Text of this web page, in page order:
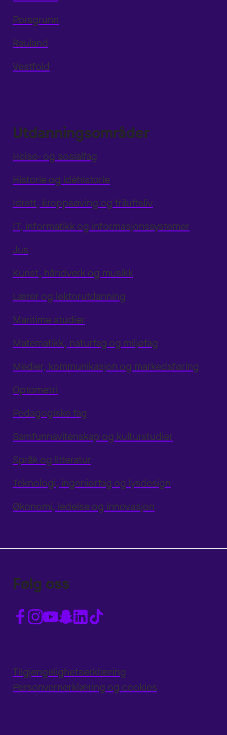
Porsgrunn
Rauland
Vestfold
Utdanningsområder
Helse- og sosialfag
Historie og idéhistorie
Idrett, kroppsøving og friluftsliv
IT, informatikk og informasjonssystemer
Jus
Kunst, håndverk og musikk
Lærer og lektorutdanning
Maritime studier
Matematikk, naturfag og miljøfag
Medier, kommunikasjon og markedsføring
Optometri
Pedagogiske fag
Samfunnsvitenskap og kulturstudier
Språk og litteratur
Teknologi, ingeniørfag og lysdesign
Økonomi, ledelse og innovasjon
Følg oss
Tilgjengelighetserklæring
Personvernerklæring og cookies